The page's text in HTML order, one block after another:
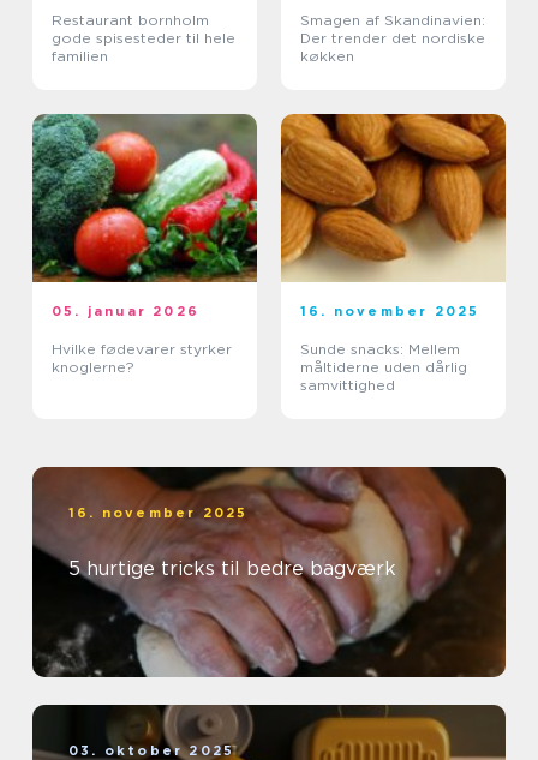
Restaurant bornholm
gode spisesteder til hele
familien
Smagen af Skandinavien:
Der trender det nordiske
køkken
05. januar 2026
Hvilke fødevarer styrker
knoglerne?
16. november 2025
Sunde snacks: Mellem
måltiderne uden dårlig
samvittighed
16. november 2025
5 hurtige tricks til bedre bagværk
03. oktober 2025